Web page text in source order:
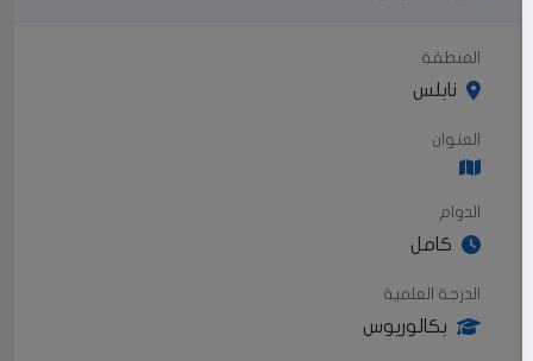
المنطقة
نابلس
العنوان
الدوام
كامل
الدرجة العلمية
بكالوريوس